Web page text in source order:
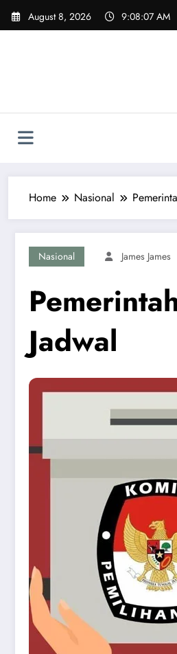
Skip
August 8, 2026 9:08:08 AM
Home Nasional
Nasional James James
Jadwal